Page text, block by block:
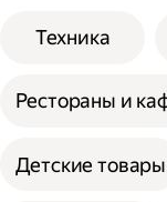
Техника
Рестораны и
Детские товары